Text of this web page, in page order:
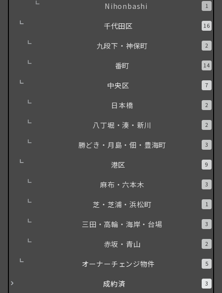
Nihonbashi 1
千代田区 16
九段下・神保町 2
番町 14
中央区 7
日本橋 2
八丁堀・湊・新川 2
勝どき・月島・佃・豊海町 3
港区 9
麻布・六本木 3
芝・芝浦・浜松町 1
三田・高輪・海岸・台場 3
赤坂・青山 2
オーナーチェンジ物件 5
成約済 3